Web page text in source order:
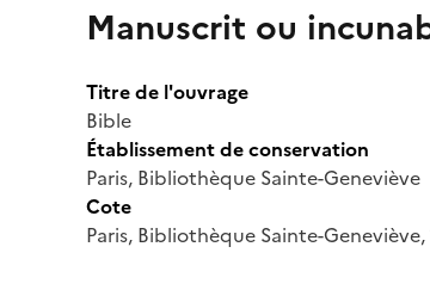
Manuscrit ou
Titre de l'ouvrage
Bible
Établissement de conservation
Paris, Bibliothèque Sainte-Geneviève
Cote
Paris, Bibliothèque Sainte-Geneviève,